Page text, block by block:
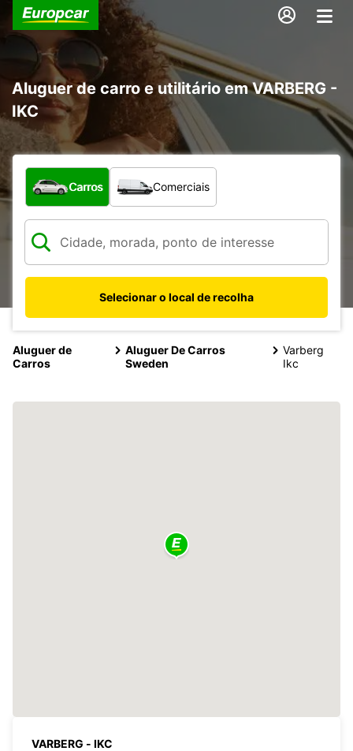
Aluguer de carro e utilitário em VARBERG -
IKC
Que tipo de veículo pretende?
Carros Comerciais
Selecionar o local de recolha
Aluguer de
Carros
Aluguer De Carros
Sweden
Varberg
Ikc
VARBERG - IKC